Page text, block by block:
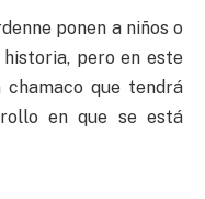
ponen a niños o
pero en este
chamaco que tendrá
en que se está